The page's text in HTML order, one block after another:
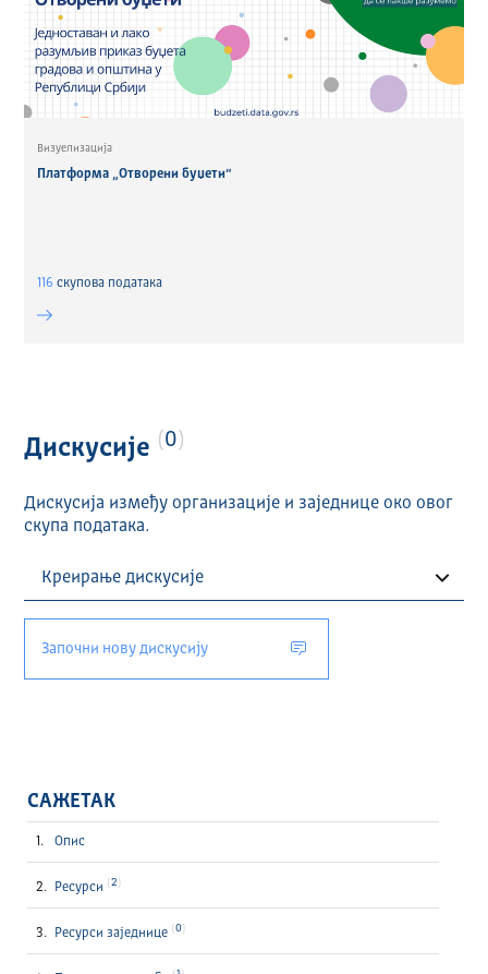
Визуелизација
Платформа „Отворени буџети“
116 скуповa података
Дискусије 0
Дискусија између организације и заједнице око овог
скупа података.
Започни нову дискусију
САЖЕТАК
Опис
Ресурси 2
Ресурси заједнице 0